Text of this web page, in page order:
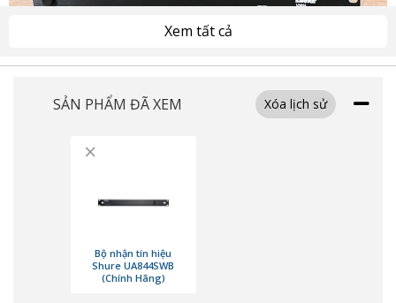
Bộ nhận tín hiệu Shure UA844SWB sẽ bù đắp cho sự mất mát tín hiệu
Xem tất cả
SẢN PHẨM ĐÃ XEM Xóa lịch sử
×
Bộ nhận tín hiệu
Shure UA844SWB
(Chính Hãng)